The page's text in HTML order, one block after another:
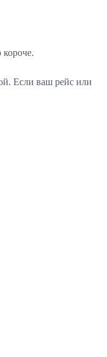
Если ваш рейс или